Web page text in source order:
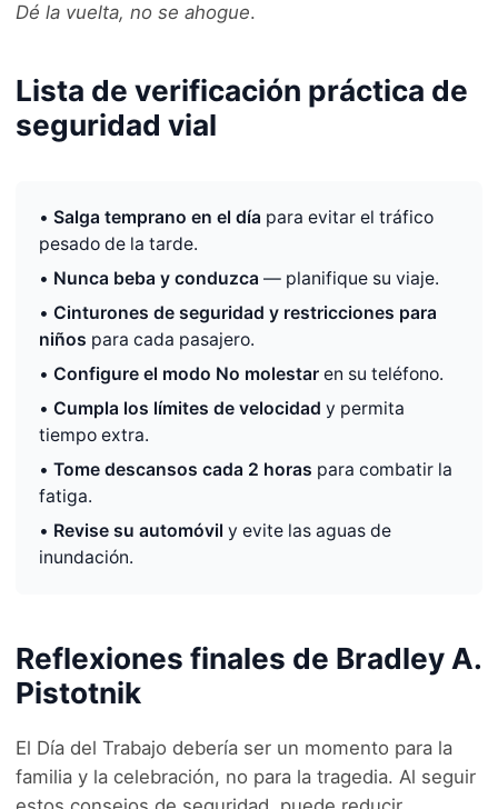
Dé la vuelta, no se ahogue.
Lista de verificación práctica de
seguridad vial
• Salga temprano en el día para evitar el tráfico
pesado de la tarde.
• Nunca beba y conduzca — planifique su viaje.
• Cinturones de seguridad y restricciones para
niños para cada pasajero.
• Configure el modo No molestar en su teléfono.
• Cumpla los límites de velocidad y permita
tiempo extra.
• Tome descansos cada 2 horas para combatir la
fatiga.
• Revise su automóvil y evite las aguas de
inundación.
Reflexiones finales de Bradley A.
Pistotnik
El Día del Trabajo debería ser un momento para la
familia y la celebración, no para la tragedia. Al seguir